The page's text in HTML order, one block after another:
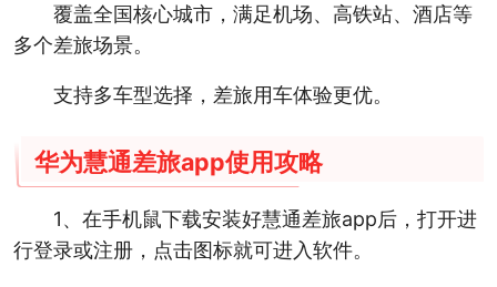
覆盖全国核心城市，满足机场、高铁站、酒店等
多个差旅场景。
支持多车型选择，差旅用车体验更优。
华为慧通差旅app使用攻略
1、在手机鼠下载安装好慧通差旅app后，打开进
行登录或注册，点击图标就可进入软件。